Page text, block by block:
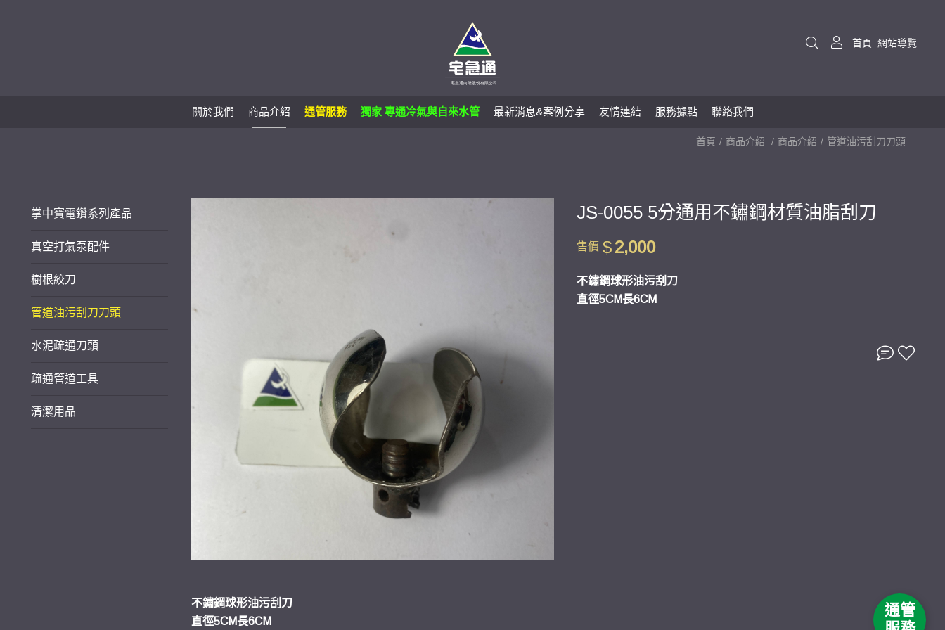
首頁 網站導覽
關於我們 商品介紹 通管服務 獨家 專通冷氣與自來水管 最新消息&案例分享 友情連結 服務據點 聯絡我們
首頁 商品介紹 商品介紹 管道油污刮刀刀頭
掌中寶電鑽系列產品
真空打氣泵配件
樹根絞刀
管道油污刮刀刀頭
水泥疏通刀頭
疏通管道工具
清潔用品
JS-0055 5分通用不鏽鋼材質油脂刮刀
售價 $2,000
不鏽鋼球形油污刮刀
直徑5CM長6CM
不鏽鋼球形油污刮刀
直徑5CM長6CM
通管